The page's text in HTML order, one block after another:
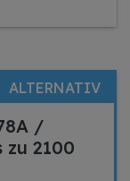
ALTERNATIV
/
zu 2100